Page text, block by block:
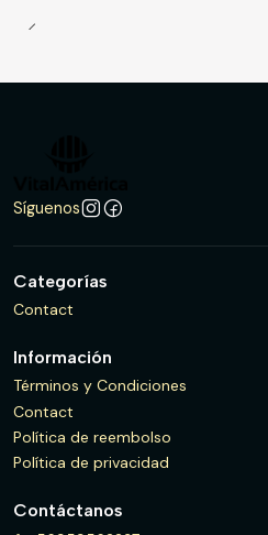
Síguenos
Categorías
Contact
Información
Términos y Condiciones
Contact
Política de reembolso
Política de privacidad
Contáctanos